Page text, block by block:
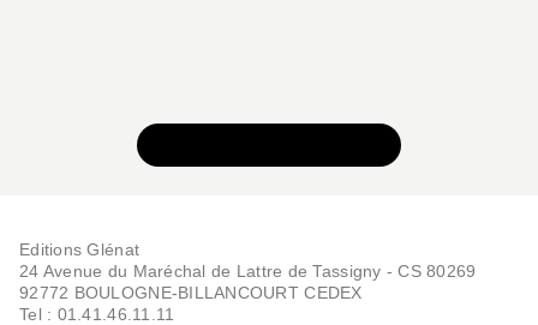
Editions Glénat
24 Avenue du Maréchal de Lattre de Tassigny - CS 80269
92772 BOULOGNE-BILLANCOURT CEDEX
Tel : 01.41.46.11.11